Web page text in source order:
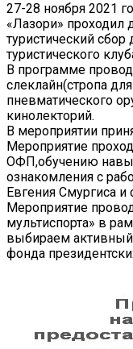
27-28 ноября 2021
«Лазори» проходил
туристический сбор
туристического
В программе
слеклайн(стропа
пневматического
кинолекторий.
В мероприятии
Мероприятие
ОФП,обучению
ознакомления с
Евгения Смургиса и
Мероприятие
мультиспорта» в
выбираем
фонда